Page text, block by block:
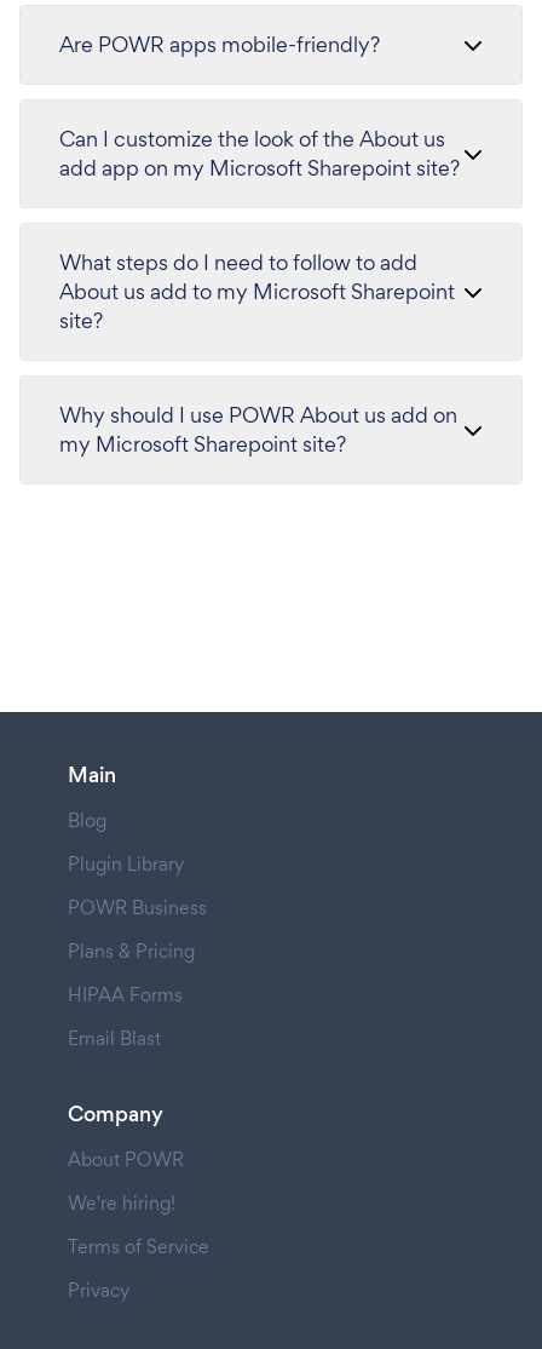
Are POWR apps mobile-friendly?
Can I customize the look of the About us
add app on my Microsoft Sharepoint site?
What steps do I need to follow to add
About us add to my Microsoft Sharepoint
site?
Why should I use POWR About us add on
my Microsoft Sharepoint site?
Main
Blog
Plugin Library
POWR Business
Plans & Pricing
HIPAA Forms
Email Blast
Company
About POWR
We're hiring!
Terms of Service
Privacy